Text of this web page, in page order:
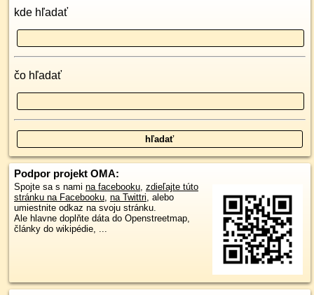
kde hľadať
čo hľadať
Podpor projekt OMA:
Spojte sa s nami na facebooku, zdieľajte túto
stránku na Facebooku, na Twittri, alebo
umiestnite odkaz na svoju stránku.
Ale hlavne doplňte dáta do Openstreetmap,
články do wikipédie, ...